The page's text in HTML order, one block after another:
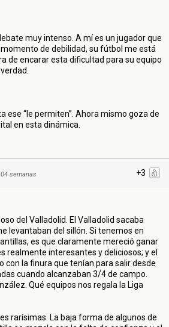
muy intenso. A mí es un jugador que
de debilidad, su fútbol me está
de encarar esta dificultad para su equipo
ese “le permiten”. Ahora mismo goza de
en esta dinámica.
+3
semanas
del Valladolid. El Valladolid sacaba
levantaban del sillón. Si tenemos en
es que claramente mereció ganar
realmente interesantes y deliciosos; y el
con la finura que tenían para salir desde
cuando alcanzaban 3/4 de campo.
Qué equipos nos regala la Liga
rarísimas. La baja forma de algunos de